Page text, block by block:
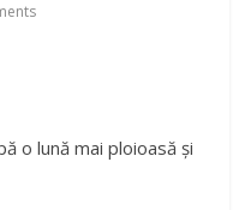
o lună mai ploioasă și